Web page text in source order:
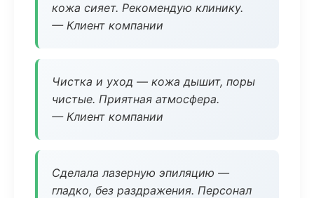
кожа сияет. Рекомендую клинику.
— Клиент компании
Чистка и уход — кожа дышит, поры
чистые. Приятная атмосфера.
— Клиент компании
Сделала лазерную эпиляцию —
гладко, без раздражения. Персонал